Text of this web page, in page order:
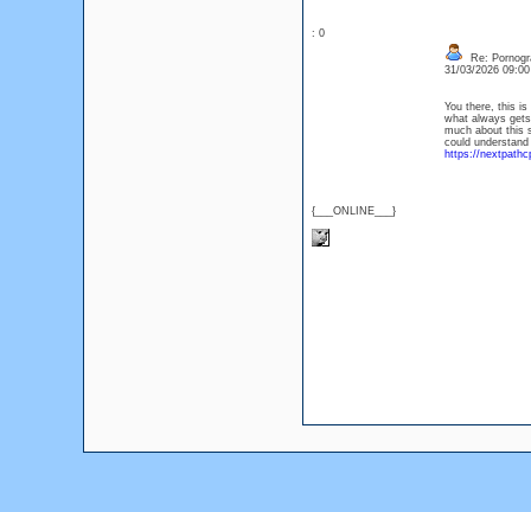
: 0
{___ONLINE___}
Re:
31/03/2026
You there, this
what always
much about this
could
https://